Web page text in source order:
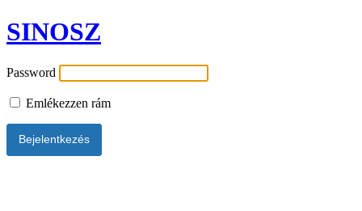
SINOSZ
Password
Emlékezzen rám